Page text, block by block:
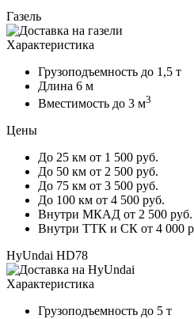
Газель
Характеристика
Грузоподъемность до 1,5 т
Длина 6 м
Вместимость до 3 м3
Цены
До 25 км от 1 500 руб.
До 50 км от 2 500 руб.
До 75 км от 3 500 руб.
До 100 км от 4 500 руб.
Внутри МКАД от 2 500 руб.
Внутри ТТК и СК от 4 000
HyUndai HD78
Характеристика
Грузоподъемность до 5 т